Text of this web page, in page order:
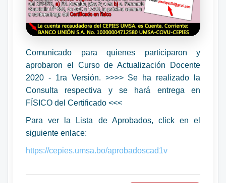
Comunicado para quienes participaron y
aprobaron el Curso de Actualización Docente
2020 - 1ra Versión. >>>> Se ha realizado la
Consulta respectiva y se hará entrega en
FÍSICO del Certificado <<<
Para ver la Lista de Aprobados, click en el
siguiente enlace:
https://cepies.umsa.bo/aprobadoscad1v